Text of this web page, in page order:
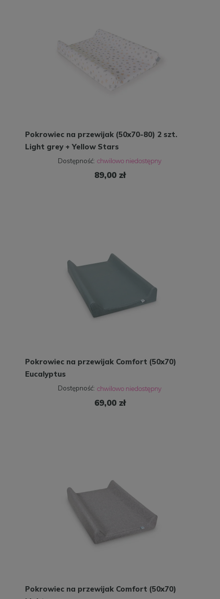
Pokrowiec na przewijak (50x70-80) 2 szt.
Light grey + Yellow Stars
Dostępność:
89,00 zł
Pokrowiec na przewijak Comfort (50x70)
Eucalyptus
Dostępność:
69,00 zł
Pokrowiec na przewijak Comfort (50x70)